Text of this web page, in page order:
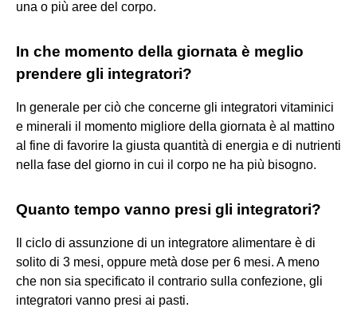
una o più aree del corpo.
In che momento della giornata è meglio
prendere gli integratori?
In generale per ciò che concerne gli integratori vitaminici
e minerali il momento migliore della giornata è al mattino
al fine di favorire la giusta quantità di energia e di nutrienti
nella fase del giorno in cui il corpo ne ha più bisogno.
Quanto tempo vanno presi gli integratori?
Il ciclo di assunzione di un integratore alimentare è di
solito di 3 mesi, oppure metà dose per 6 mesi. A meno
che non sia specificato il contrario sulla confezione, gli
integratori vanno presi ai pasti.